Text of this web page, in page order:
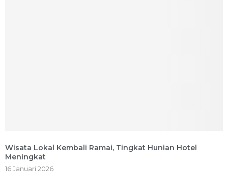
Wisata Lokal Kembali Ramai, Tingkat Hunian Hotel
Meningkat
16 Januari 2026